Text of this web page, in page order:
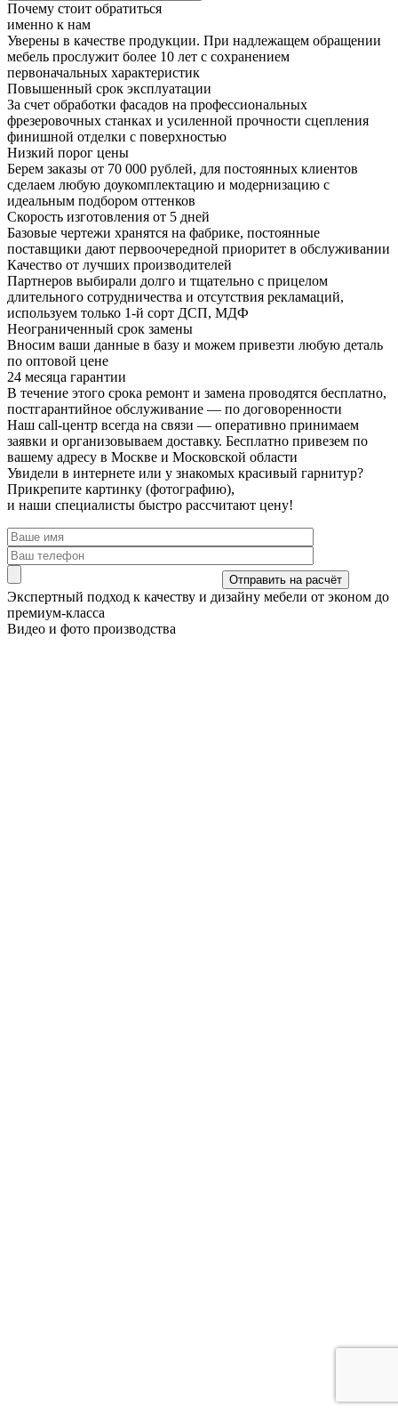
Почему стоит обратиться
именно к нам
Уверены в качестве продукции. При надлежащем обращении
мебель прослужит более 10 лет с сохранением
первоначальных характеристик
Повышенный срок эксплуатации
За счет обработки фасадов на профессиональных
фрезеровочных станках и усиленной прочности сцепления
финишной отделки с поверхностью
Низкий порог цены
Берем заказы от 70 000 рублей, для постоянных клиентов
сделаем любую доукомплектацию и модернизацию с
идеальным подбором оттенков
Скорость изготовления от 5 дней
Базовые чертежи хранятся на фабрике, постоянные
поставщики дают первоочередной приоритет в обслуживании
Качество от лучших производителей
Партнеров выбирали долго и тщательно с прицелом
длительного сотрудничества и отсутствия рекламаций,
используем только 1-й сорт ДСП, МДФ
Неограниченный срок замены
Вносим ваши данные в базу и можем привезти любую деталь
по оптовой цене
24 месяца гарантии
В течение этого срока ремонт и замена проводятся бесплатно,
постгарантийное обслуживание — по договоренности
Наш call-центр всегда на связи — оперативно принимаем
заявки и организовываем доставку. Бесплатно привезем по
вашему адресу в Москве и Московской области
Увидели в интернете или у знакомых красивый гарнитур?
Прикрепите картинку (фотографию),
и наши специалисты быстро рассчитают цену!
Экспертный подход к качеству и дизайну мебели от эконом до
премиум-класса
Видео и фото производства